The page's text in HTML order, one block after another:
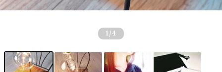
1 /4